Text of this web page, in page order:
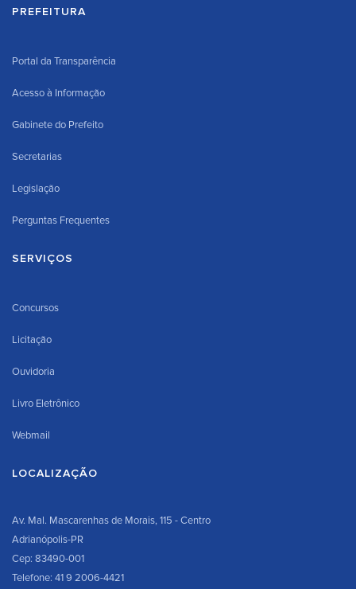
PREFEITURA
Portal da Transparência
Acesso à Informação
Gabinete do Prefeito
Secretarias
Legislação
Perguntas Frequentes
SERVIÇOS
Concursos
Licitação
Ouvidoria
Livro Eletrônico
Webmail
LOCALIZAÇÃO
Av. Mal. Mascarenhas de Morais, 115 - Centro
Adrianópolis-PR
Cep: 83490-001
Telefone: 41 9 2006-4421